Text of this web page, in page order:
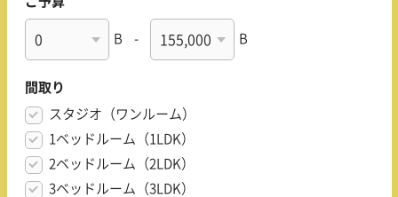
B - B
間取り
スタジオ（ワンルーム）
1ベッドルーム（1LDK）
2ベッドルーム（2LDK）
3ベッドルーム（3LDK）